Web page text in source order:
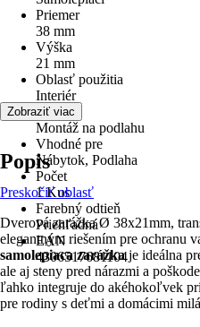
Priemer
38 mm
Výška
21 mm
Oblasť použitia
Interiér
Použitie
Montáž na podlahu
Vhodné pre
Nábytok, Podlaha
Počet
1 Kus
Farebný odtieň
Priehľadná
EAN
4306517681104
Zobraziť viac
Popis
Preskočiť oblasť
Dverová zarážka Ø 38x21mm,
elegantným riešením pre ochranu
samolepiaca zarážkaje ideálna
ale aj steny pred nárazmi a
ľahko integruje do akéhokoľvek
pre rodiny s deťmi a domácimi